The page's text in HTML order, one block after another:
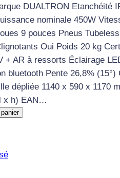
DUALTRON Etanchéité
nominale 450W
9 pouces Pneus
Oui Poids 20 kg
+ AR à ressorts Éclairage
bluetooth Pente 26,8% (15°)
dépliée 1140 x 590 x 1170
x h) EAN…